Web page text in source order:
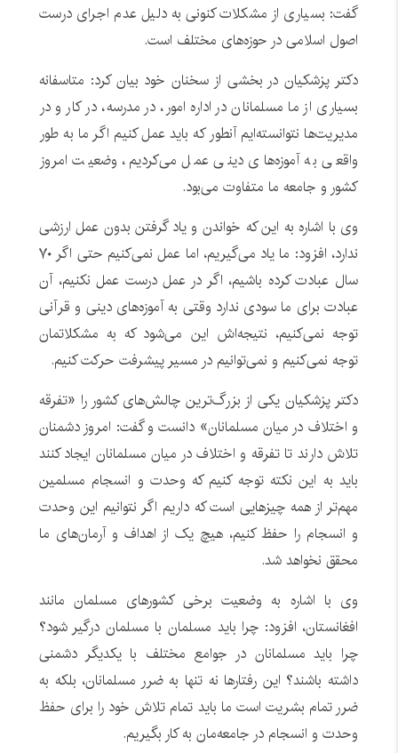
گفت: بسیاری از مشکلات کنونی به دلیل عدم اجرای درست
اصول اسلامی در حوزه‌های مختلف است.
دکتر پزشکیان در بخشی از سخنان خود بیان کرد: متاسفانه
بسیاری از ما مسلمانان در اداره امور، در مدرسه، در کار و در
مدیریت‌ها نتوانسته‌ایم آنطور که باید عمل کنیم اگر ما به طور
واقعی به آموزه‌های دینی عمل می‌کردیم، وضعیت امروز
کشور و جامعه ما متفاوت می‌بود.
وی با اشاره به این که خواندن و یاد گرفتن بدون عمل ارزشی
ندارد، افزود: ما یاد می‌گیریم، اما عمل نمی‌کنیم حتی اگر ۷۰
سال عبادت کرده باشیم، اگر در عمل درست عمل نکنیم، آن
عبادت برای ما سودی ندارد وقتی به آموزه‌های دینی و قرآنی
توجه نمی‌کنیم، نتیجه‌اش این می‌شود که به مشکلاتمان
توجه نمی‌کنیم و نمی‌توانیم در مسیر پیشرفت حرکت کنیم.
دکتر پزشکیان یکی از بزرگ‌ترین چالش‌های کشور را «تفرقه
و اختلاف در میان مسلمانان» دانست و گفت: امروز دشمنان
تلاش دارند تا تفرقه و اختلاف در میان مسلمانان ایجاد کنند
باید به این نکته توجه کنیم که وحدت و انسجام مسلمین
مهم‌تر از همه چیزهایی است که داریم اگر نتوانیم این وحدت
و انسجام را حفظ کنیم، هیچ یک از اهداف و آرمان‌های ما
محقق نخواهد شد.
وی با اشاره به وضعیت برخی کشورهای مسلمان مانند
افغانستان، افزود: چرا باید مسلمان با مسلمان درگیر شود؟
چرا باید مسلمانان در جوامع مختلف با یکدیگر دشمنی
داشته باشند؟ این رفتارها نه تنها به ضرر مسلمانان، بلکه به
ضرر تمام بشریت است ما باید تمام تلاش خود را برای حفظ
وحدت و انسجام در جامعه‌مان به کار بگیریم.